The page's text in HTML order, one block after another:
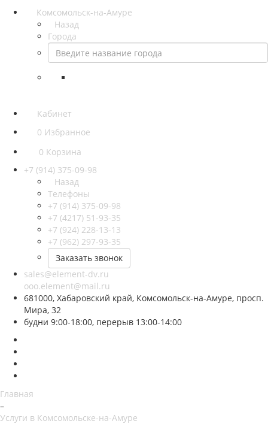
Комсомольск-на-Амуре
Назад
Города
Кабинет
0 Избранное
0 Корзина
+7 (914) 375-09-98
Назад
Телефоны
+7 (914) 375-09-98
+7 (4217) 51-93-35
+7 (924) 228-13-13
+7 (962) 297-93-35
Заказать звонок
sales@element-dv.ru
ooo.element@mail.ru
681000, Хабаровский край, Комсомольск-на-Амуре, просп.
Мира, 32
будни 9:00-18:00, перерыв 13:00-14:00
Главная
–
Услуги в Комсомольске-на-Амуре